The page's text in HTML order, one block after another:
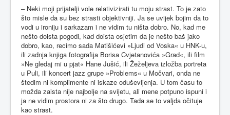
– Neki moji prijatelji vole relativizirati tu moju strast. To je zato
što misle da su bez strasti objektivniji. Ja se uvijek bojim da to
vodi u ironiju i sarkazam i ne vidim tu ništa dobro. No, kad me
nešto doista pogodi, kad doista osjetim da je nešto baš jako
dobro, kao, recimo sada Matišićevi »Ljudi od Voska« u HNK-u,
ili zadnja knjiga fotografija Borisa Cvjetanovića »Grad«, ili film
»Ne gledaj mi u pjat« Hane Jušić, ili Žeželjeva izložba portreta
u Puli, ili koncert jazz grupe »Problems« u Močvari, onda ne
štedim ni komplimente ni iskaze oduševljenja. U tom času to
možda zaista nije najbolje na svijetu, ali mene potpuno ispuni i
ja ne vidim prostora ni za što drugo. Tada se to valjda očituje
kao strast.